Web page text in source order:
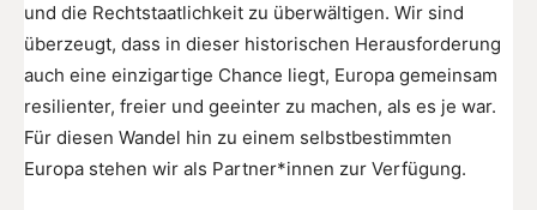
und die Rechtstaatlichkeit zu überwältigen. Wir sind
überzeugt, dass in dieser historischen Herausforderung
auch eine einzigartige Chance liegt, Europa gemeinsam
resilienter, freier und geeinter zu machen, als es je war.
Für diesen Wandel hin zu einem selbstbestimmten
Europa stehen wir als Partner*innen zur Verfügung.